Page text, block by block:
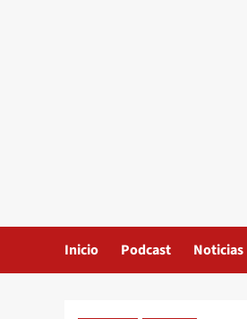
Inicio Podcast Noticias